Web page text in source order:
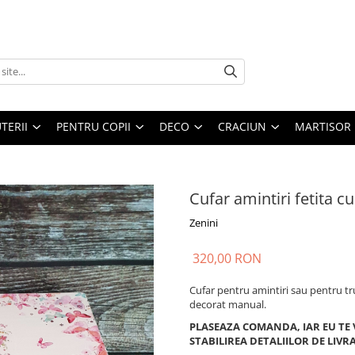
PENTRU COPII DECO CRACIUN MARTISOR
Cufar amintiri fetita
Zenini
320,00 RON
Cufar pentru amintiri sau pentru
decorat manual.
PLASEAZA COMANDA, IAR EU
STABILIREA DETALIILOR DE